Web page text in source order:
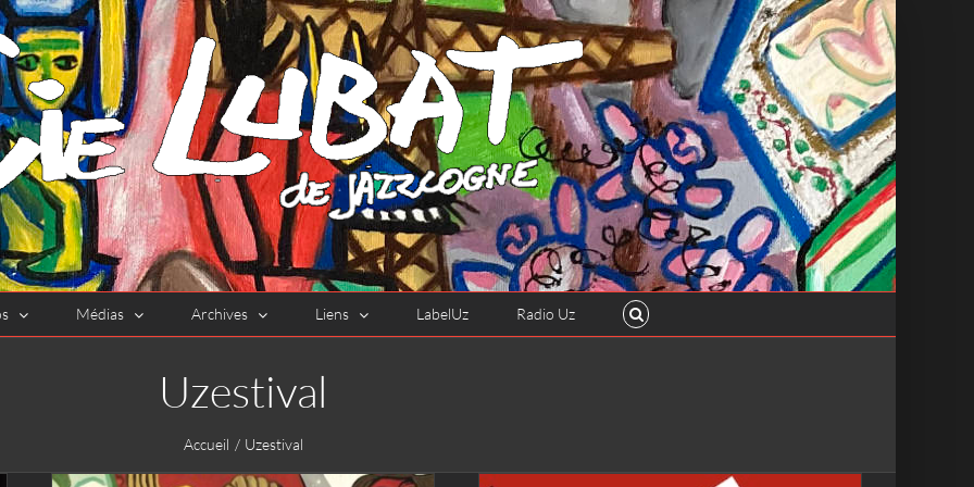
Médias Archives Liens LabelUz Radio Uz
Uzestival
Accueil Uzestival